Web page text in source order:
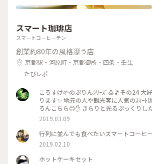
スマート珈琲店
スマートコーヒーテン
創業約80年の風格漂う店
京都駅・河原町・京都御所・四条・壬生
たびレポ
ころすけ🌱のぷりんｼﾘｰｽﾞ🍮🎵その24 大
ります✨ 地元の人や観光客に人気のｽﾏｰﾄ珈琲☕️ お目当てはもち
ろんこちら😊✋ きらりと光るぷっくりし
めで卵を感じる昔ながらのお味です😊ｶﾗ
苦味がなくて美味しかった～(*´∀｀*)🎶
昭和ﾚﾄﾛな雰囲気にぴったり合っていまし
ｹｰｷも美味しくて京都に来たらおすすめな
ート珈琲 #ぷりん #プリン #昔ながら #光
ロ #喫茶店 #お目当て #自家製 #京都 #ぷ
2019.03.09
行列に並んでも食べたいスマートコーヒ
2019.02.10
ホットケーキセット